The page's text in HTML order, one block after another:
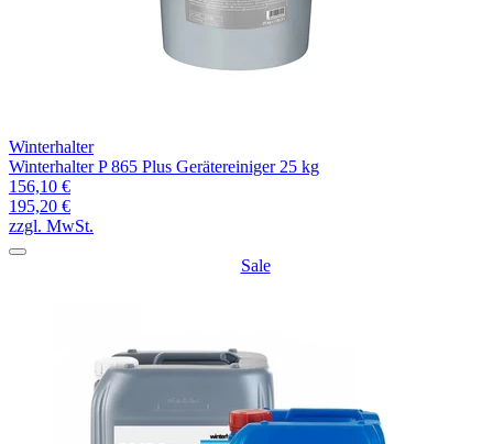
Winterhalter
Winterhalter P 865 Plus Gerätereiniger 25 kg
156,10 €
195,20 €
zzgl. MwSt.
Sale